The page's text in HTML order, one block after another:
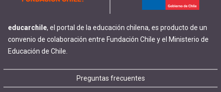
educarchile, el portal de la educación chilena, es producto de un
convenio de colaboración entre Fundación Chile y el Ministerio de
Educación de Chile.
Footer Preguntas frecuentes